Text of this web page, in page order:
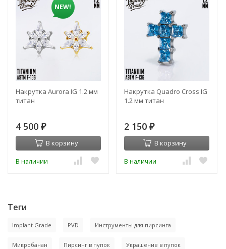
NEW!
Накрутка Aurora IG 1.2 мм
титан
4 500 ₽
В корзину
В наличии
Накрутка Quadro Cross IG
1.2 мм титан
2 150 ₽
В корзину
В наличии
Теги
Implant Grade PVD Инструменты для пирсинга
Микробанан Пирсинг в пупок Украшение в пупок